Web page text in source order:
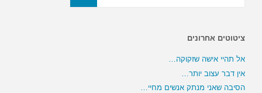
ציטוטים אחרונים
אל תהיי אישה שזקוקה…
אין דבר עצוב יותר…
הסיבה שאני מנתק אנשים מחיי…